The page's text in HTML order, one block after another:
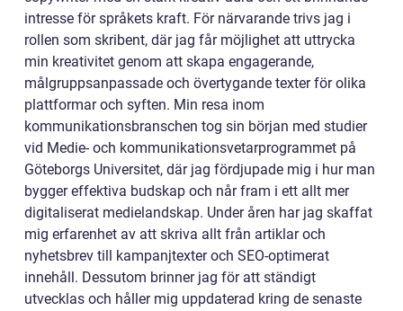
intresse för språkets kraft. För närvarande trivs jag i
rollen som skribent, där jag får möjlighet att uttrycka
min kreativitet genom att skapa engagerande,
målgruppsanpassade och övertygande texter för olika
plattformar och syften. Min resa inom
kommunikationsbranschen tog sin början med studier
vid Medie- och kommunikationsvetarprogrammet på
Göteborgs Universitet, där jag fördjupade mig i hur man
bygger effektiva budskap och når fram i ett allt mer
digitaliserat medielandskap. Under åren har jag skaffat
mig erfarenhet av att skriva allt från artiklar och
nyhetsbrev till kampanjtexter och SEO-optimerat
innehåll. Dessutom brinner jag för att ständigt
utvecklas och håller mig uppdaterad kring de senaste